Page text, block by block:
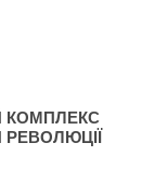
КОМПЛЕКС
РЕВОЛЮЦІЇ